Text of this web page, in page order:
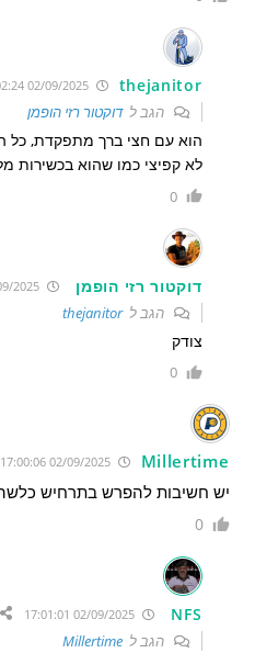
thejanitor
02/09/2025 17:02:24
הגב לדוקטור רזי הופמן
הוא עם חצי ברך מתפקדת, כל
לא קפיצי כמו שהוא בכשירות
0
דוקטור רזי הופמן
הגב לthejanitor
צודק
0
Millertime
02/09/2025 17:00:06
יש חשיבות להפרש בתרחיש
0
NFS
הגב לMillertime